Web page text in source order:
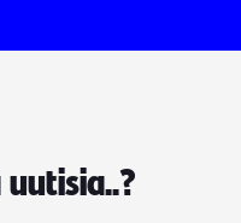
uutisia..?